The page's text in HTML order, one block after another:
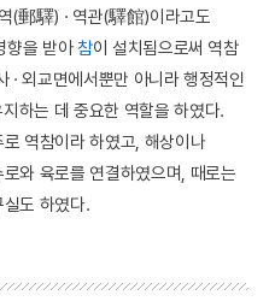
(郵驛) · 역관(驛館)이라고도
향을 받아 참이 설치됨으로써 역참
외교면에서뿐만 아니라 행정적인
하는 데 중요한 역할을 하였다.
역참이라 하였고, 해상이나
와 육로를 연결하였으며, 때로는
도 하였다.